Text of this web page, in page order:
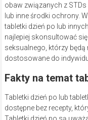
obaw związanych z
lub inne środki ochrony.
tabletki dzień po lub
najlepiej skonsultować
seksualnego, którzy
dostosowane do
Fakty na temat
Tabletki dzień po lub
dostępne bez recepty,